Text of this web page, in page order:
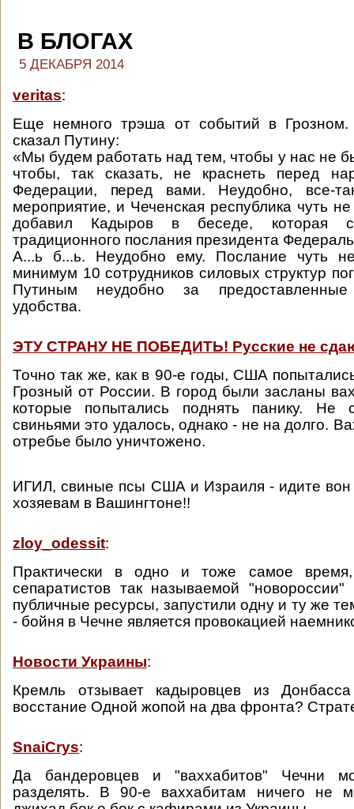
В БЛОГАХ
5 ДЕКАБРЯ 2014
veritas:
Еще немного трэша от событий в
сказал Путину:
«Мы будем работать над тем, чтобы у нас не
чтобы, так сказать, не краснеть перед
Федерации, перед вами. Неудобно, все-
мероприятие, и Чеченская республика чуть
добавил Кадыров в беседе, которая
традиционного послания президента
А...ь б...ь. Неудобно ему. Послание чуть
минимум 10 сотрудников силовых структур
Путиным неудобно за предоставленные
удобства.
ЭТУ СТРАНУ НЕ ПОБЕДИТЬ! Русские не
Точно так же, как в 90-е годы, США
Грозный от России. В город были засланы
которые попытались поднять панику. Не
свиньями это удалось, однако - не на долго.
отребье было уничтожено.
ИГИЛ, свиные псы США и Израиля - идите вон
хозяевам в Вашингтоне!!
zloy_odessit:
Практически в одно и тоже самое
сепаратистов так называемой "новороссии"
публичные ресурсы, запустили одну и ту же
- бойня в Чечне является провокацией
Новости Украины:
Кремль отзывает кадыровцев из
восстание Одной жопой на два фронта?
SnaiCrys:
Да бандеровцев и "ваххабитов" Чечни
разделять. В 90-е ваххабитам ничего не